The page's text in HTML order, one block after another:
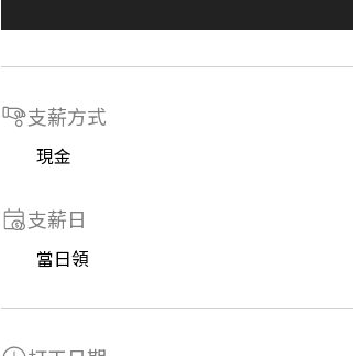
支薪方式
現金
支薪日
當日領